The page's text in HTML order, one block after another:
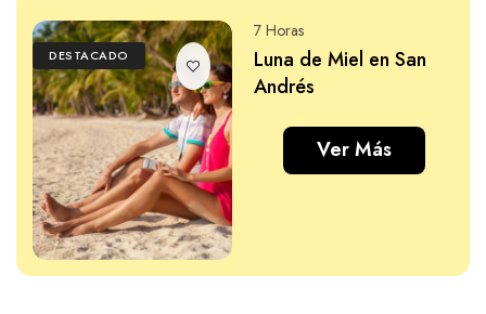
DESTACADO
7 Horas
Luna de Miel en San
Andrés
Ver Más